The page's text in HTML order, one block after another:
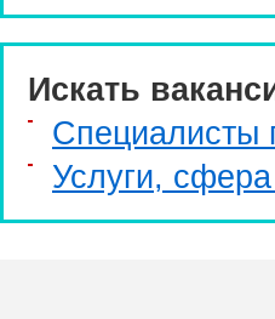
Искать
Специалисты
Услуги,